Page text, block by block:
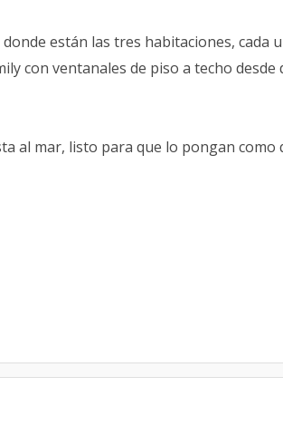
están las tres habitaciones, cada
con ventanales de piso a techo desde
al mar, listo para que lo pongan como